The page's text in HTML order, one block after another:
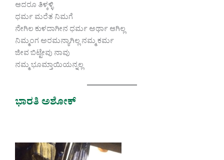
ಆದರೂ ತಿಳ್ಕಳ್ಳಿ
ಧರ್ಮ ಮರೆತ ನಿಮಗೆ
ನೇಗಿಲ ಕುಳದಾಗೀನ ಧರ್ಮ ಅರ್ಥಾ ಆಗಿಲ್ಲ
ನಿಮ್ಮಂಗ ಅರಮನ್ಯಾಗಿಲ್ಲ ನಮ್ಮ ಕರ್ಮ
ಜೀವ ಬಿಟ್ಟೇವು ನಾವು
ನಮ್ಮ ಭೂಮ್ತಾಯಿಯನ್ನಲ್ಲ
ಭಾರತಿ ಅಶೋಕ್